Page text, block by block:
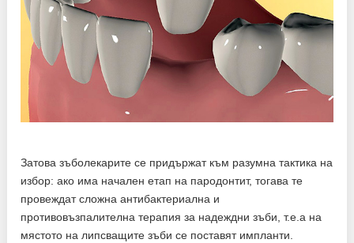
Затова зъболекарите се придържат към разумна тактика на
избор: ако има начален етап на пародонтит, тогава те
провеждат сложна антибактериална и
противовъзпалителна терапия за надеждни зъби, т.е.а на
мястото на липсващите зъби се поставят импланти.